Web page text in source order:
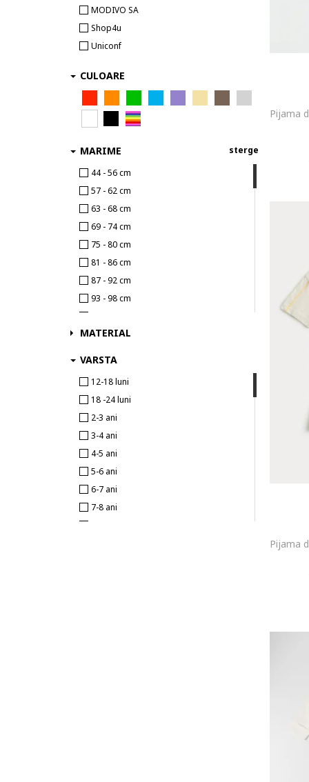
Pijama
MODIVO SA
Shop4u
Uniconf
CULOARE
MARIME
44 - 56 cm
57 - 62 cm
63 - 68 cm
69 - 74 cm
75 - 80 cm
81 - 86 cm
87 - 92 cm
93 - 98 cm
105 - 110 cm
123 - 128 cm
129 - 134 cm
135 - 140 cm
141 - 146 cm
147 - 152 cm
153 - 158 cm
159 - 164 cm
165 - 176 cm
sterge
MATERIAL
VARSTA
12-18 luni
18 -24 luni
2-3 ani
3-4 ani
4-5 ani
5-6 ani
6-7 ani
7-8 ani